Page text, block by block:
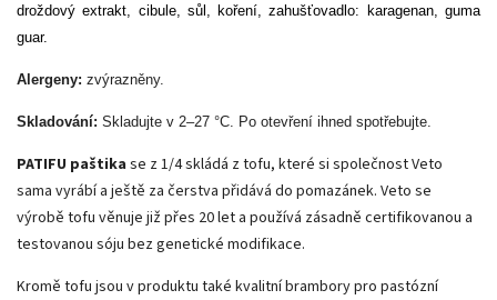
droždový extrakt, cibule, sůl, koření, zahušťovadlo: karagenan, guma
guar.
Alergeny: zvýrazněny.
Skladování: Skladujte v 2–27 °C. Po otevření ihned spotřebujte.
PATIFU paštika se z 1/4 skládá z tofu, které si společnost Veto
sama vyrábí a ještě za čerstva přidává do pomazánek. Veto se
výrobě tofu věnuje již přes 20 let a používá zásadně certifikovanou a
testovanou sóju bez genetické modifikace.
Kromě tofu jsou v produktu také kvalitní brambory pro pastózní